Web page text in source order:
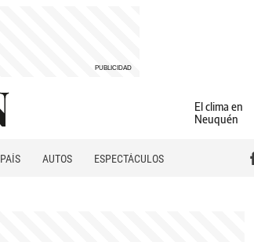
El clima en
Neuquén
PAÍS AUTOS
ESPECTÁCULOS